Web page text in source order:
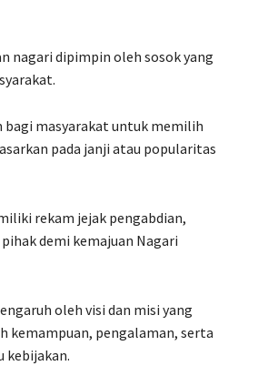
nagari dipimpin oleh sosok yang
bagi masyarakat untuk memilih
pada janji atau popularitas
rekam jejak pengabdian,
demi kemajuan Nagari
oleh visi dan misi yang
kemampuan, pengalaman, serta
kebijakan.